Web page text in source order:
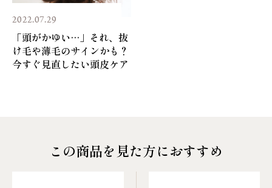
2022.07.29
「頭がかゆい…」それ、抜
け毛や薄毛のサインかも？
今すぐ見直したい頭皮ケア
この商品を見た方におすすめ